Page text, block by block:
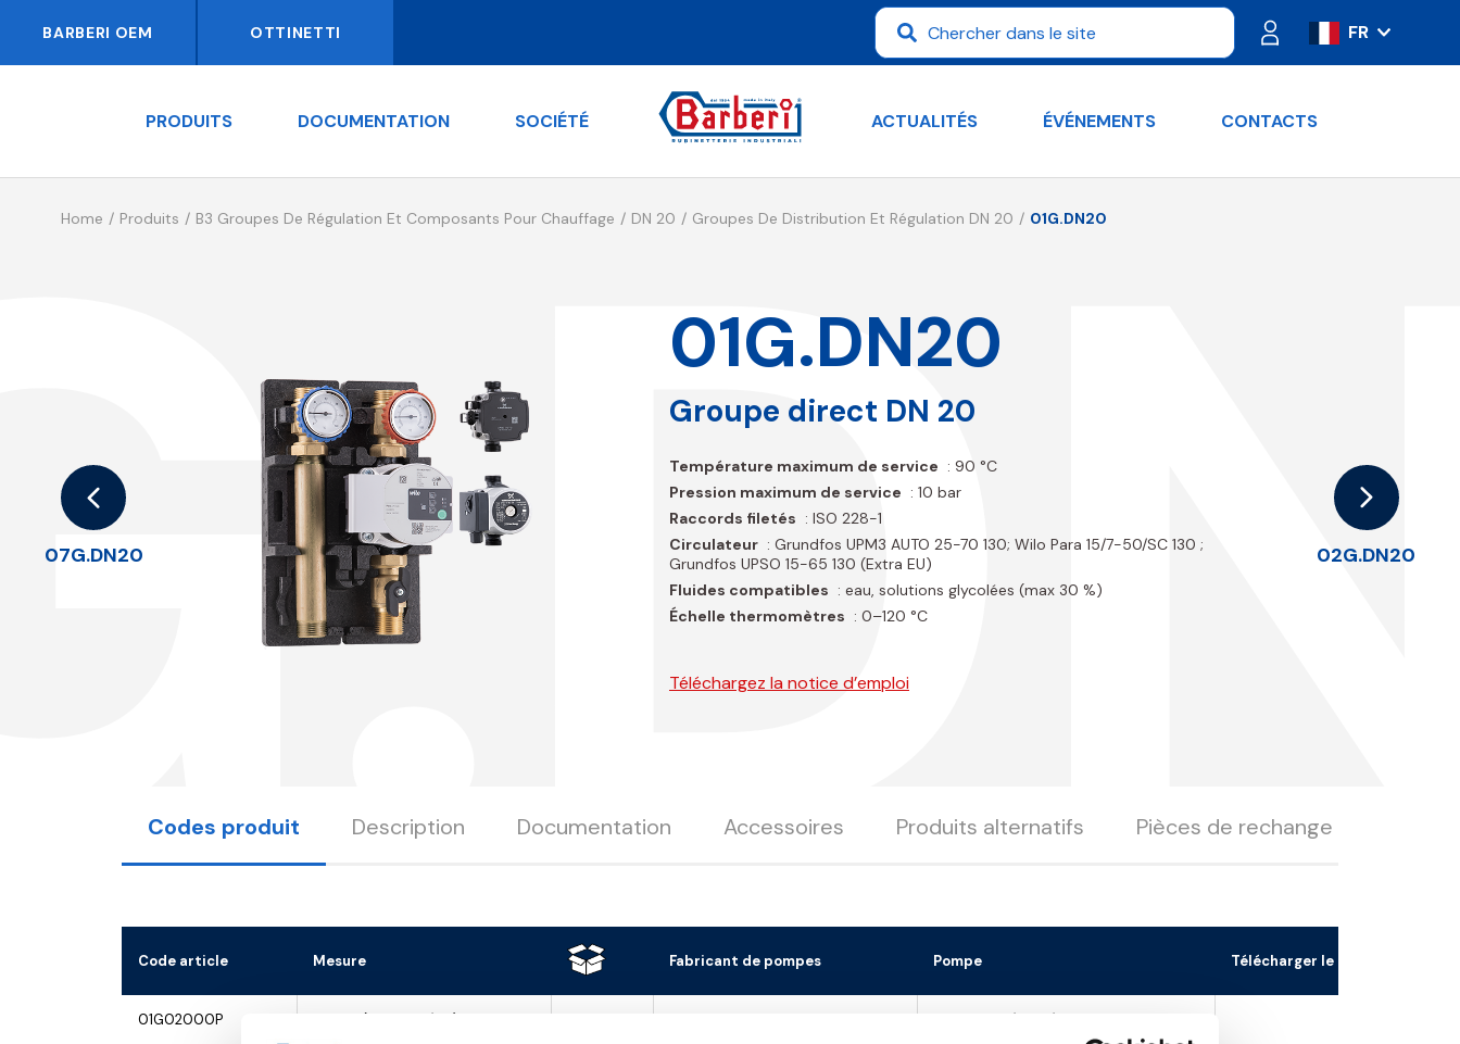
BARBERI OEM OTTINETTI
FR
IT
DE
PRODUITS DOCUMENTATION SOCIÉTÉ ACTUALITÉS ÉVÉNEMENTS CONTACTS
Home Produits B3 Groupes De Régulation Et Composants Pour Chauffage DN 20 Groupes De Distribution Et Régulation DN 20 01G.DN20
07G.DN20 02G.DN20
01G.DN20
Groupe direct DN 20
Température maximum de service : 90 °C
Pression maximum de service : 10 bar
Raccords filetés : ISO 228-1
Circulateur : Grundfos UPM3 AUTO 25-70 130; Wilo Para 15/7-50/SC 130 ;
Grundfos UPSO 15-65 130 (Extra EU)
Fluides compatibles : eau, solutions glycolées (max 30 %)
Échelle thermomètres : 0–120 °C
Téléchargez la notice d’emploi
Codes produit Description Documentation Accessoires Produits alternatifs Pièces de rechange
Code article Mesure Fabricant de pompes Pompe Télécharger le fichier 3D
01G02000P G 1 M - (G 1 M+G 3/4 F) Para 15-130/7-50/SC-9